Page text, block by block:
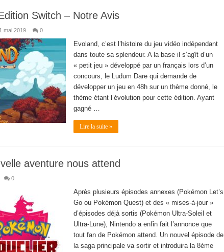
Switch – Notre Avis
1 mai 2019 0
Evoland, c’est l’histoire du jeu vidéo indépendant
dans toute sa splendeur. A la base il s’agît d’un
« petit jeu » développé par un français lors d’un
concours, le Ludum Dare qui demande de
développer un jeu en 48h sur un thème donné, le
thème étant l’évolution pour cette édition. Ayant
gagné …
Lire la suite »
aventure nous attend
0
Après plusieurs épisodes annexes (Pokémon Let’s
Go ou Pokémon Quest) et des « mises-à-jour »
d’épisodes déjà sortis (Pokémon Ultra-Soleil et
Ultra-Lune), Nintendo a enfin fait l’annonce que
tout fan de Pokémon attend. Un nouvel épisode de
la saga principale va sortir et introduira la 8ème